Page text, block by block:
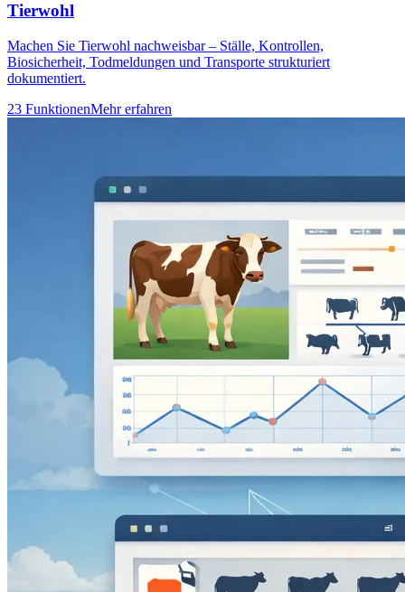
Tierwohl
Machen Sie Tierwohl nachweisbar – Ställe, Kontrollen,
Biosicherheit, Todmeldungen und Transporte strukturiert
dokumentiert.
23 FunktionenMehr erfahren